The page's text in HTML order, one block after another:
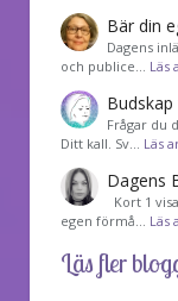
Bär din
Dagens
och publice… Läs
Frågar du
Ditt kall. Sv… Läs
Dagens
Kort 1
egen förmå… Läs
Läs fler